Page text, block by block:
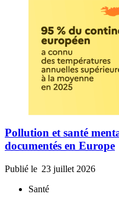
Pollution et santé
documentés en Europe
Publié le 23 juillet 2026
Santé